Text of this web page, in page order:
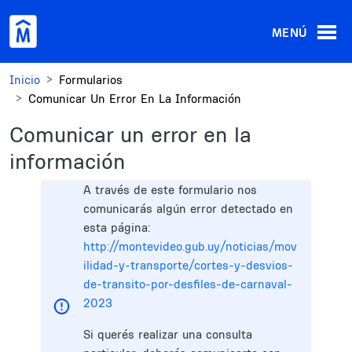
MENÚ
Inicio
Formularios
Comunicar Un Error En La Información
Comunicar un error en la
información
A través de este formulario nos
comunicarás algún error detectado en
esta página:
http://montevideo.gub.uy/noticias/mov
ilidad-y-transporte/cortes-y-desvios-
de-transito-por-desfiles-de-carnaval-
2023
Si querés realizar una consulta